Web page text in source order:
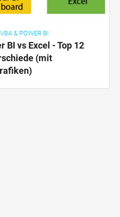
& POWER BI
BI vs Excel - Top 12
(mit